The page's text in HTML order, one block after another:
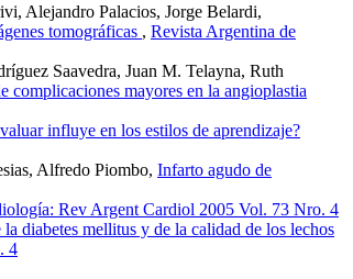
Alejandro Palacios, Jorge Belardi,
tomográficas , Revista Argentina de
Saavedra, Juan M. Telayna, Ruth
complicaciones mayores en la angioplastia
influye en los estilos de aprendizaje?
Alfredo Piombo, Infarto agudo de
Rev Argent Cardiol 2005 Vol. 73 Nro. 4
diabetes mellitus y de la calidad de los lechos
4